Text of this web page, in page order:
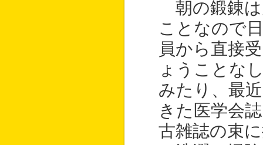
朝の鍛錬は
ことなので
員から直接
ょうことな
みたり、最
きた医学会
古雑誌の束